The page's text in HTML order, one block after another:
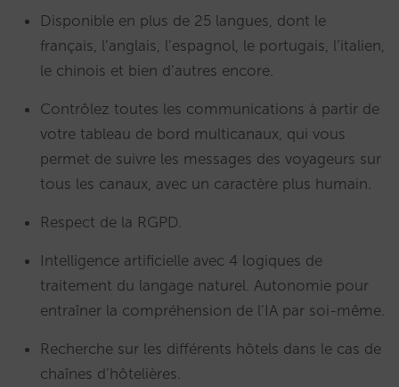
Disponible en plus de 25 langues, dont le
français, l’anglais, l’espagnol, le portugais, l’italien,
le chinois et bien d’autres encore.
Contrôlez toutes les communications à partir de
votre tableau de bord multicanaux, qui vous
permet de suivre les messages des voyageurs sur
tous les canaux, avec un caractère plus humain.
Respect de la RGPD.
Intelligence artificielle avec 4 logiques de
traitement du langage naturel. Autonomie pour
entraîner la compréhension de l’IA par soi-même.
Recherche sur les différents hôtels dans le cas de
chaînes d’hôtelières.